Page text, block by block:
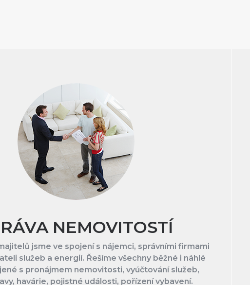
NEMOVITOSTÍ
jsme ve spojení s nájemci, správními firmami
služeb a energií. Řešíme všechny běžné i náhlé
s pronájmem nemovitosti, vyúčtování služeb,
havárie, pojistné události, pořízení vybavení.